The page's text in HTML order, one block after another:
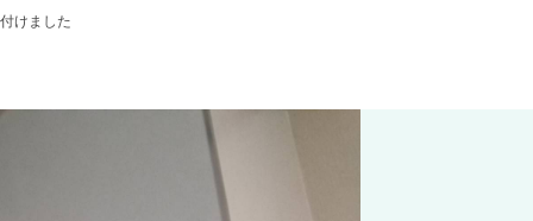
けました